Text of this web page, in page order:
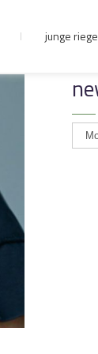
junge riege